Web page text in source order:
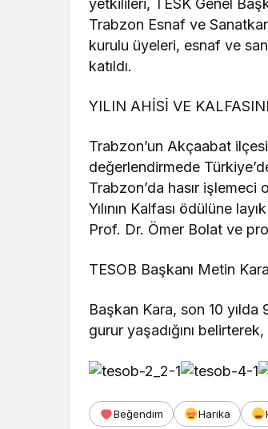
Trabzon Esnaf ve
kurulu üyeleri, esnaf ve
katıldı.
YILIN AHİSİ VE
Trabzon’un Akçaabat
değerlendirmede
Trabzon’da hasır
Yılının Kalfası ödülüne
Prof. Dr. Ömer Bolat ve
TESOB Başkanı Metin
Başkan Kara, son 10
gurur yaşadığını
Beğendim Harika